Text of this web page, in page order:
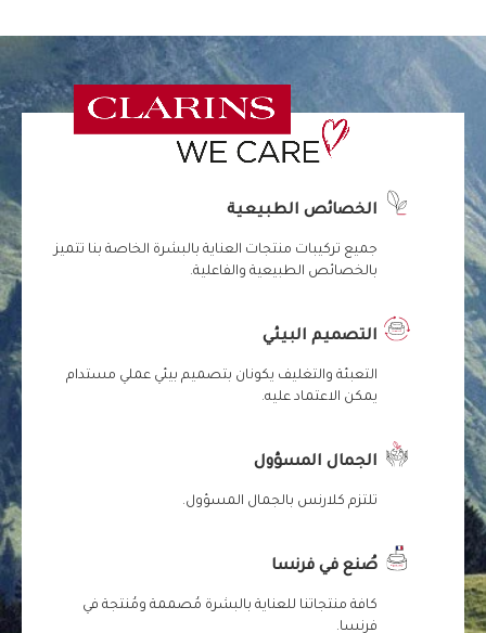
الخصائص الطبيعية
جميع تركيبات منتجات العناية بالبشرة الخاصة بنا تتميز
بالخصائص الطبيعية والفاعلية.
التصميم البيئي
التعبئة والتغليف يكونان بتصميم بيئي عملي مستدام
يمكن الاعتماد عليه.
الجمال المسؤول
تلتزم كلارنس بالجمال المسؤول.
صُنع في فرنسا
كافة منتجاتنا للعناية بالبشرة مُصممة ومُنتجة في
فرنسا.